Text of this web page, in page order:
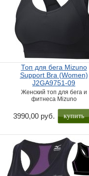
Топ для бега Mizuno
Support Bra (Women)
J2GA9751-09
Женский топ для бега и
фитнеса Mizuno
3990,00 руб. купить